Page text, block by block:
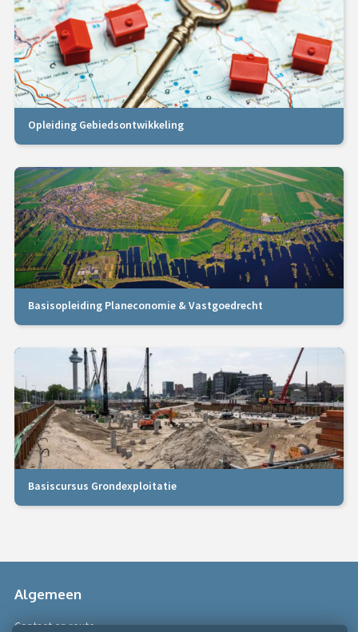
Opleiding Gebiedsontwikkeling
Basisopleiding Planeconomie & Vastgoedrecht
Basiscursus Grondexploitatie
Algemeen
Contact en route